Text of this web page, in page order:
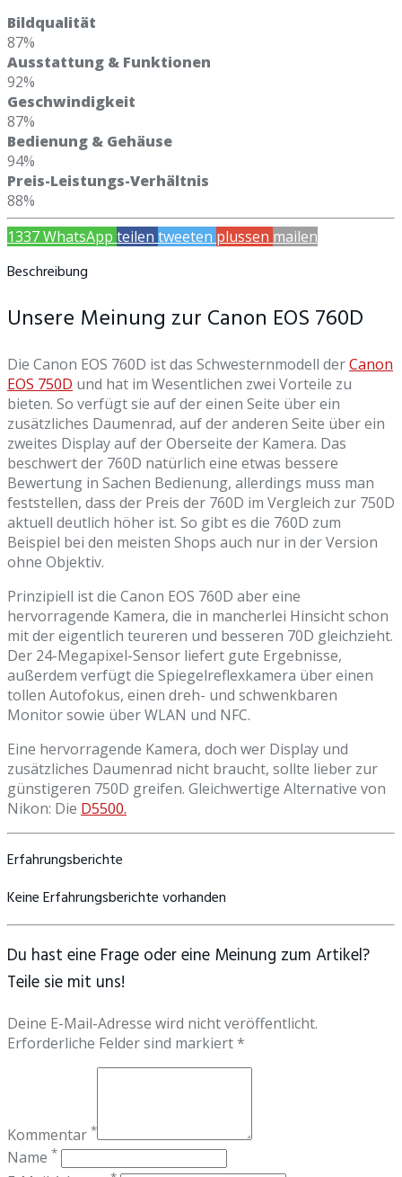
Bildqualität
87%
Ausstattung & Funktionen
92%
Geschwindigkeit
87%
Bedienung & Gehäuse
94%
Preis-Leistungs-Verhältnis
88%
1337WhatsApp teilen tweeten plussen mailen
Beschreibung
Unsere Meinung zur Canon EOS 760D
Die Canon EOS 760D ist das Schwesternmodell derCanon
EOS 750D und hat im Wesentlichen zwei Vorteile zu
bieten. So verfügt sie auf der einen Seite über ein
zusätzliches Daumenrad, auf der anderen Seite über ein
zweites Display auf der Oberseite der Kamera. Das
beschwert der 760D natürlich eine etwas bessere
Bewertung in Sachen Bedienung, allerdings muss man
feststellen, dass der Preis der 760D im Vergleich zur 750D
aktuell deutlich höher ist. So gibt es die 760D zum
Beispiel bei den meisten Shops auch nur in der Version
ohne Objektiv.
Prinzipiell ist die Canon EOS 760D aber eine
hervorragende Kamera, die in mancherlei Hinsicht schon
mit der eigentlich teureren und besseren 70D gleichzieht.
Der 24-Megapixel-Sensor liefert gute Ergebnisse,
außerdem verfügt die Spiegelreflexkamera über einen
tollen Autofokus, einen dreh- und schwenkbaren
Monitor sowie über WLAN und NFC.
Eine hervorragende Kamera, doch wer Display und
zusätzliches Daumenrad nicht braucht, sollte lieber zur
günstigeren 750D greifen. Gleichwertige Alternative von
Nikon: Die D5500.
Erfahrungsberichte
Keine Erfahrungsberichte vorhanden
Du hast eine Frage oder eine Meinung zum Artikel?
Teile sie mit uns!
Deine E-Mail-Adresse wird nicht veröffentlicht.
Erforderliche Felder sind markiert *
Kommentar *
Name *